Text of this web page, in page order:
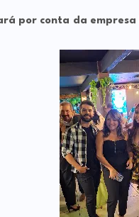
por conta da empresa